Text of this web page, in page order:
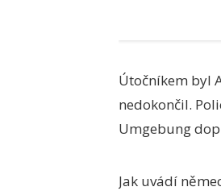
Útočníkem byl
nedokončil.
Umgebung
Jak uvádí